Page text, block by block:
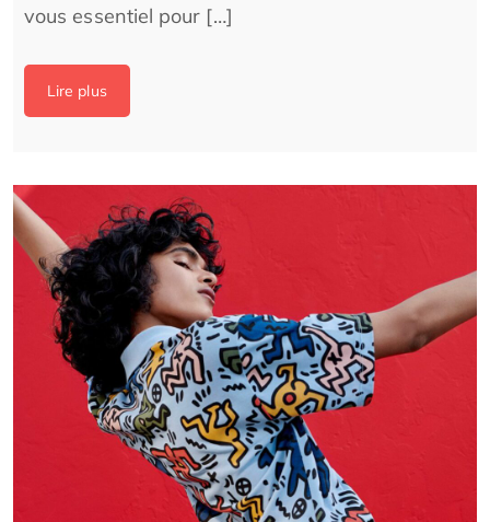
vous essentiel pour […]
Lire plus